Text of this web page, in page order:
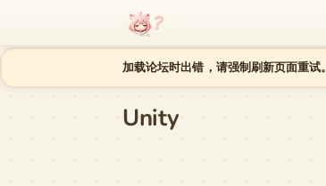
跳至内容
加载论坛时出错，请强制刷新页面重试。
Unity